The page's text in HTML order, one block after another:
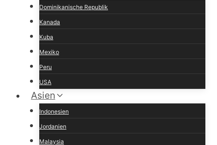
Dominikanische Republik
Kanada
Kuba
Mexiko
Peru
USA
Asien
Indonesien
Jordanien
Malaysia